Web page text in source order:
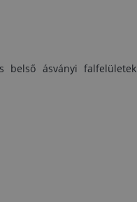
belső ásványi falfelületek